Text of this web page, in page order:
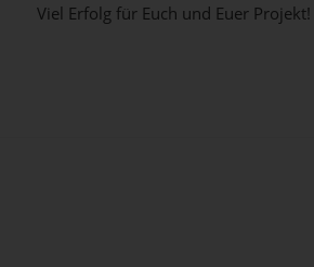
Viel Erfolg für Euch und Euer Projekt!